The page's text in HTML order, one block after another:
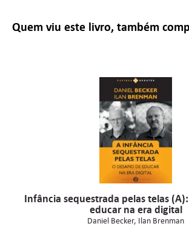
Quem viu este livro, também
Infância sequestrada pelas telas
educar na era digital
Daniel Becker Ilan Brenman